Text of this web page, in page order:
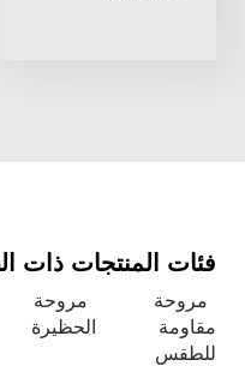
فئات المنتجات ذات
مروحة
مقاومة
للطقس
مروحة
الحظيرة